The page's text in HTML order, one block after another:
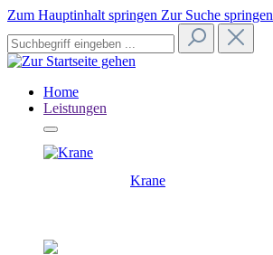
Zum Hauptinhalt springen Zur Suche springen
Home
Leistungen
Krane